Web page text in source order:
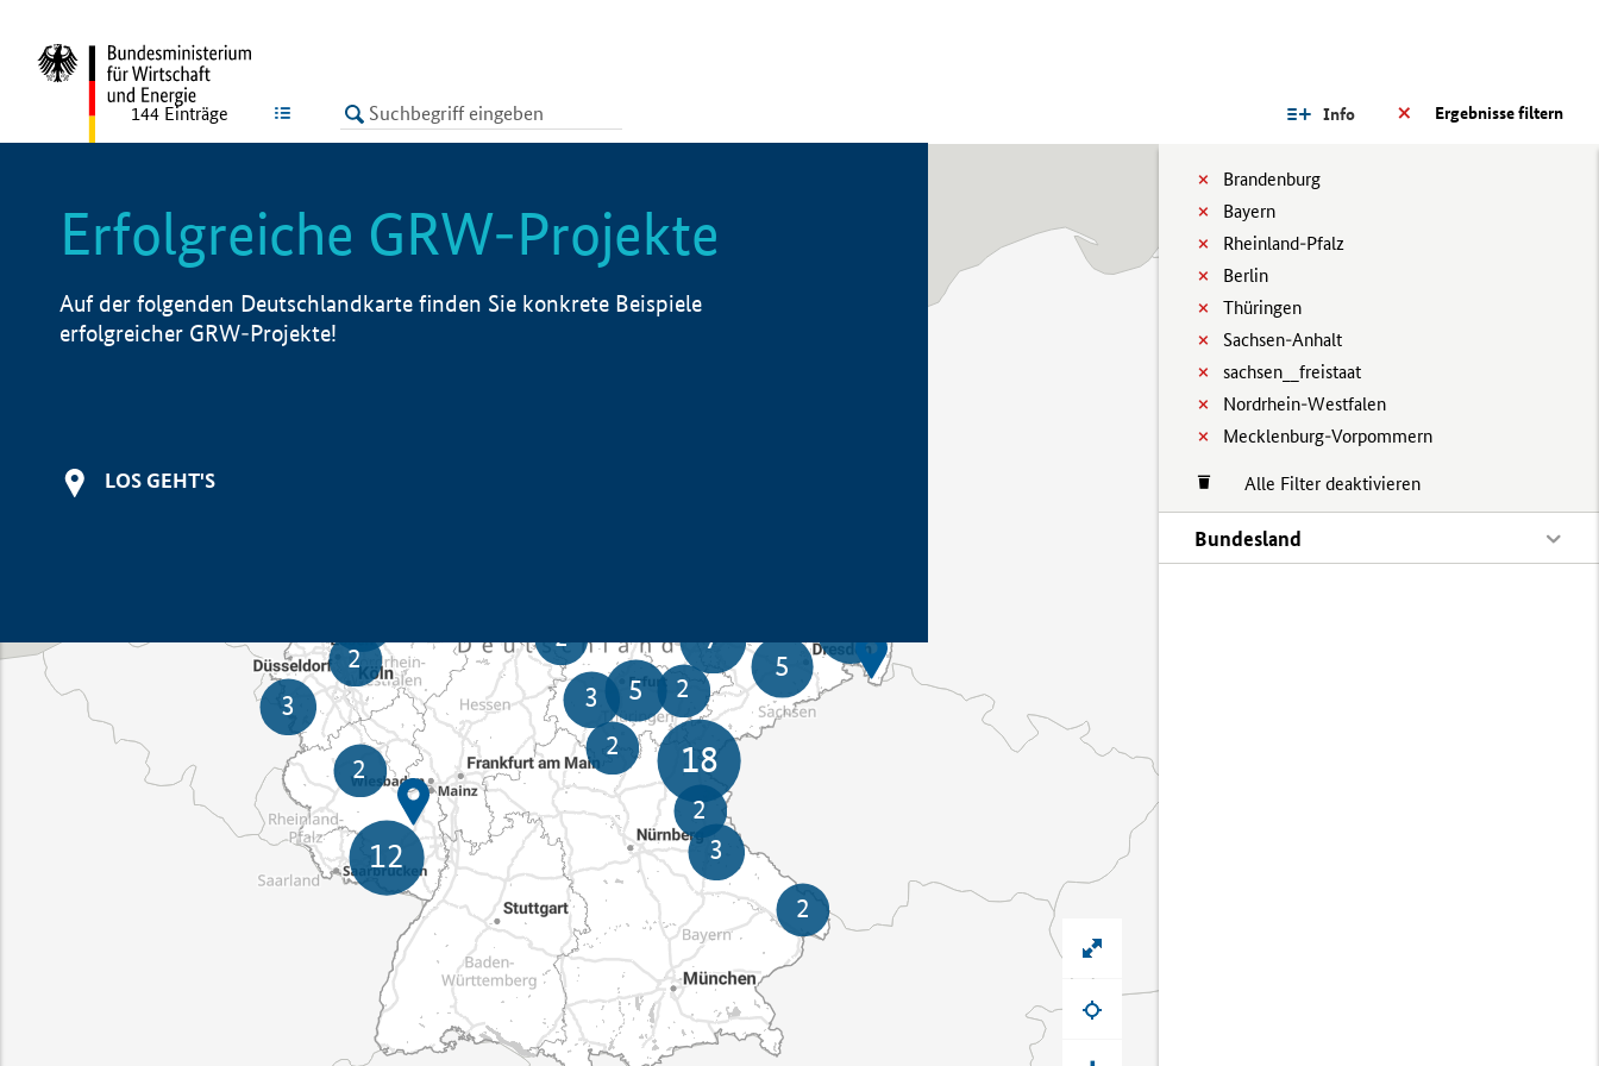
LISTE Ergebnisse filtern
Info
Brandenburg
Bayern
Rheinland-Pfalz
Berlin
Thüringen
Sachsen-Anhalt
sachsen__freistaat
Nordrhein-Westfalen
Mecklenburg-Vorpommern
Alle Filter deaktivieren
Bundesland
144 Einträge
Erfolgreiche GRW-Projekte
Auf der folgenden Deutschlandkarte finden Sie konkrete Beispiele
erfolgreicher GRW-Projekte!
LOS GEHT'S